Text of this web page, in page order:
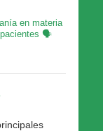
en materia
🗣